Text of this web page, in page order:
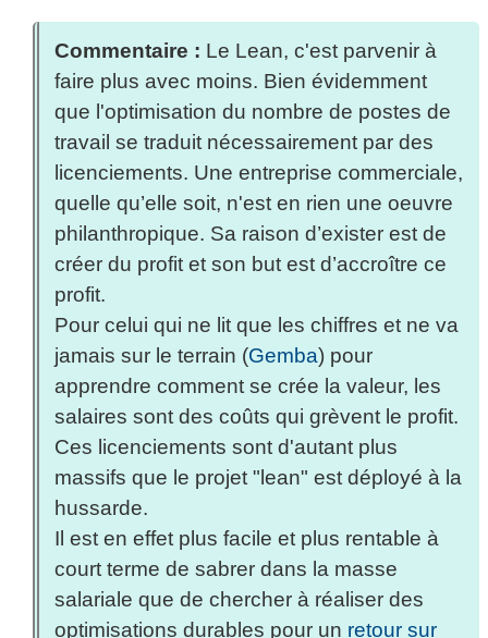
Commentaire : Le Lean, c'est parvenir à
faire plus avec moins. Bien évidemment
que l'optimisation du nombre de postes de
travail se traduit nécessairement par des
licenciements. Une entreprise commerciale,
quelle qu’elle soit, n'est en rien une oeuvre
philanthropique. Sa raison d’exister est de
créer du profit et son but est d’accroître ce
profit.
Pour celui qui ne lit que les chiffres et ne va
jamais sur le terrain (Gemba) pour
apprendre comment se crée la valeur, les
salaires sont des coûts qui grèvent le profit.
Ces licenciements sont d'autant plus
massifs que le projet "lean" est déployé à la
hussarde.
Il est en effet plus facile et plus rentable à
court terme de sabrer dans la masse
salariale que de chercher à réaliser des
optimisations durables pour un retour sur